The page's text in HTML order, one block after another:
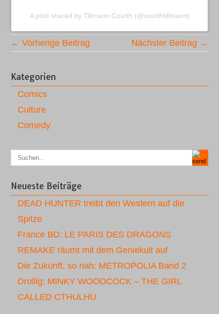
A post shared by Tillmann Courth (@courthtillmann)
← Vorherige Beitrag Nächster Beitrag →
Kategorien
Comics
Culture
Comedy
Neueste Beiträge
DEAD HUNTER treibt den Western auf die
Spitze
France BD: LE PARIS DES DRAGONS
REMAKE räumt mit dem Geniekult auf
Die Zukunft, so nah: METROPOLIA Band 2
Drollig: MINKY WOODCOCK – THE GIRL
CALLED CTHULHU